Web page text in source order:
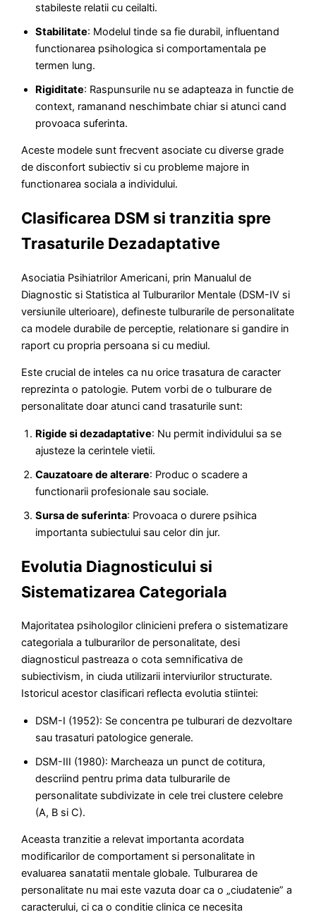
stabileste relatii cu ceilalti.
Stabilitate: Modelul tinde sa fie durabil, influentand
functionarea psihologica si comportamentala pe
termen lung.
Rigiditate: Raspunsurile nu se adapteaza in functie de
context, ramanand neschimbate chiar si atunci cand
provoaca suferinta.
Aceste modele sunt frecvent asociate cu diverse grade
de disconfort subiectiv si cu probleme majore in
functionarea sociala a individului.
Clasificarea DSM si tranzitia spre
Trasaturile Dezadaptative
Asociatia Psihiatrilor Americani, prin Manualul de
Diagnostic si Statistica al Tulburarilor Mentale (DSM-IV si
versiunile ulterioare), defineste tulburarile de personalitate
ca modele durabile de perceptie, relationare si gandire in
raport cu propria persoana si cu mediul.
Este crucial de inteles ca nu orice trasatura de caracter
reprezinta o patologie. Putem vorbi de o tulburare de
personalitate doar atunci cand trasaturile sunt:
Rigide si dezadaptative: Nu permit individului sa se
ajusteze la cerintele vietii.
Cauzatoare de alterare: Produc o scadere a
functionarii profesionale sau sociale.
Sursa de suferinta: Provoaca o durere psihica
importanta subiectului sau celor din jur.
Evolutia Diagnosticului si
Sistematizarea Categoriala
Majoritatea psihologilor clinicieni prefera o sistematizare
categoriala a tulburarilor de personalitate, desi
diagnosticul pastreaza o cota semnificativa de
subiectivism, in ciuda utilizarii interviurilor structurate.
Istoricul acestor clasificari reflecta evolutia stiintei:
DSM-I (1952): Se concentra pe tulburari de dezvoltare
sau trasaturi patologice generale.
DSM-III (1980): Marcheaza un punct de cotitura,
descriind pentru prima data tulburarile de
personalitate subdivizate in cele trei clustere celebre
(A, B si C).
Aceasta tranzitie a relevat importanta acordata
modificarilor de comportament si personalitate in
evaluarea sanatatii mentale globale. Tulburarea de
personalitate nu mai este vazuta doar ca o „ciudatenie” a
caracterului, ci ca o conditie clinica ce necesita